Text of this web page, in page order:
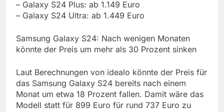
– Galaxy S24 Plus: ab 1.149 Euro
– Galaxy S24 Ultra: ab 1.449 Euro
Samsung Galaxy S24: Nach wenigen Monaten
könnte der Preis um mehr als 30 Prozent sinken
Laut Berechnungen von idealo könnte der Preis für
das Samsung Galaxy S24 bereits nach einem
Monat um etwa 18 Prozent fallen. Damit wäre das
Modell statt für 899 Euro für rund 737 Euro zu